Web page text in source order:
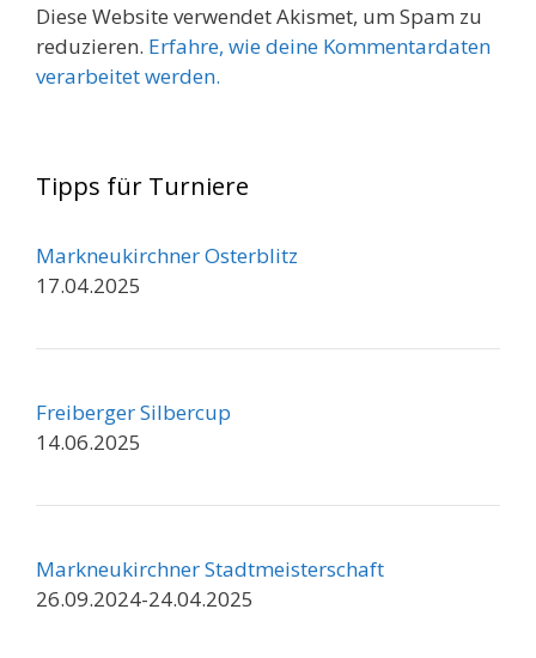
Diese Website verwendet Akismet, um Spam zu
reduzieren. Erfahre, wie deine Kommentardaten
verarbeitet werden.
Tipps für Turniere
Markneukirchner Osterblitz
17.04.2025
Freiberger Silbercup
14.06.2025
Markneukirchner Stadtmeisterschaft
26.09.2024-24.04.2025